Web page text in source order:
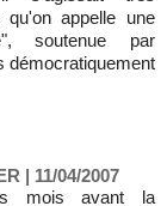
appelle une
soutenue par
démocratiquement
| 11/04/2007
mois avant la